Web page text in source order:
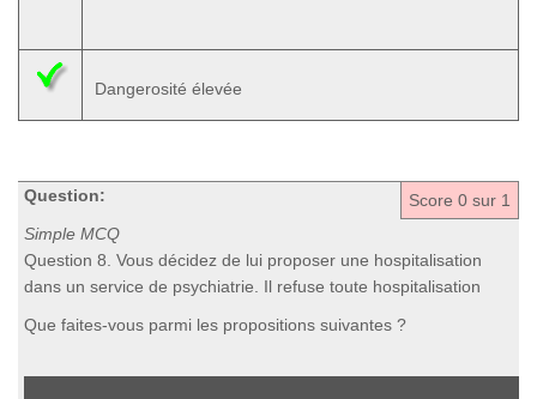
Dangerosité élevée
Score 0 sur 1
Question:
Simple MCQ
Question 8. Vous décidez de lui proposer une hospitalisation
dans un service de psychiatrie. Il refuse toute hospitalisation
Que faites-vous parmi les propositions suivantes ?